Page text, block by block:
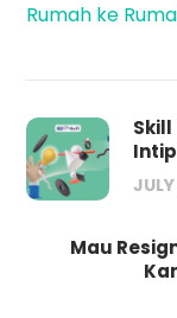
Rumah ke
Mau